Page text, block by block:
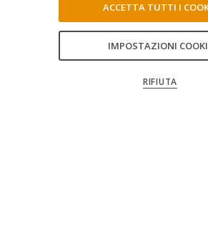
IMPOSTAZIONI
RIFIUTA
ACCETTA TUTTI I
CONFERMA LE MIE
CONSENTI TUTTI